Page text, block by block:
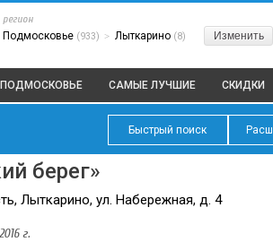
регион
Подмосковье (933) > Лыткарино (8) Изменить
ПОДМОСКОВЬЕ САМЫЕ ЛУЧШИЕ СКИДКИ
Быстрый поиск
берег»
Лыткарино, ул. Набережная, д. 4
г.